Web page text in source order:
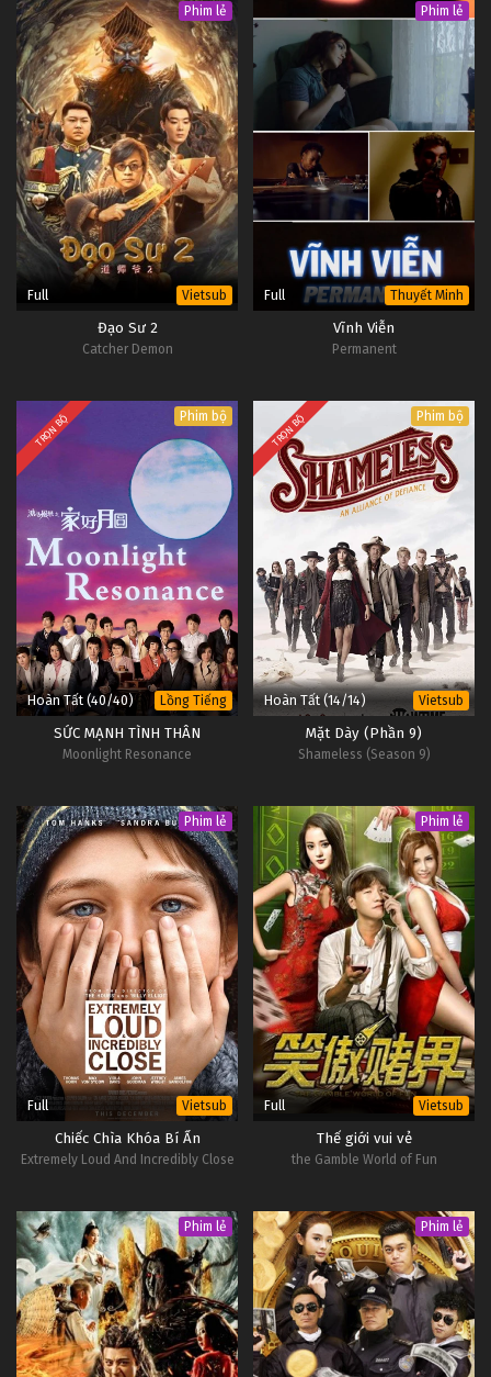
Phim lẻ
Full Vietsub
Đạo Sư 2
Catcher Demon
Phim lẻ
Full Thuyết Minh
Vĩnh Viễn
Permanent
TRỌN BỘ Phim bộ
Hoàn Tất (40/40) Lồng Tiếng
SỨC MẠNH TÌNH THÂN
Moonlight Resonance
TRỌN BỘ Phim bộ
Hoàn Tất (14/14) Vietsub
Mặt Dày (Phần 9)
Shameless (Season 9)
Phim lẻ
Full Vietsub
Chiếc Chìa Khóa Bí Ẩn
Extremely Loud And Incredibly Close
Phim lẻ
Full Vietsub
Thế giới vui vẻ
the Gamble World of Fun
Phim lẻ Phim lẻ